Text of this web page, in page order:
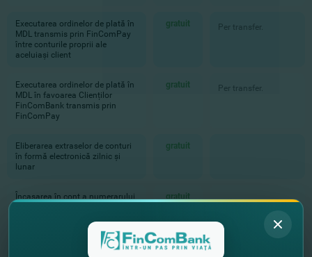
Executarea ordinelor de plată în
MDL transmis prin FinComPay
între conturile proprii ale
aceluiași client
gratuit Per transfer.
Executarea ordinelor de plată în
MDL în favoarea Clienților
FinComBank transmis prin
FinComPay
gratuit Per transfer.
Eliberarea extraselor de conturi
în formă electronică zilnic și
lunar
gratuit
Încasarea în cont a numerarului
gratuit